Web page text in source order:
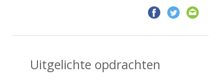
Uitgelichte opdrachten